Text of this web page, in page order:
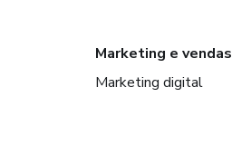
Marketing e vendas
Marketing digital